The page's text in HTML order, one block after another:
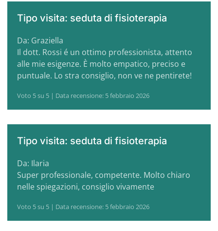
Tipo visita: seduta di fisioterapia
Da: Graziella
Il dott. Rossi é un ottimo professionista, attento
alle mie esigenze. È molto empatico, preciso e
puntuale. Lo stra consiglio, non ve ne pentirete!
Voto 5 su 5 | Data recensione: 5 febbraio 2026
Tipo visita: seduta di fisioterapia
Da: Ilaria
Super professionale, competente. Molto chiaro
nelle spiegazioni, consiglio vivamente
Voto 5 su 5 | Data recensione: 5 febbraio 2026